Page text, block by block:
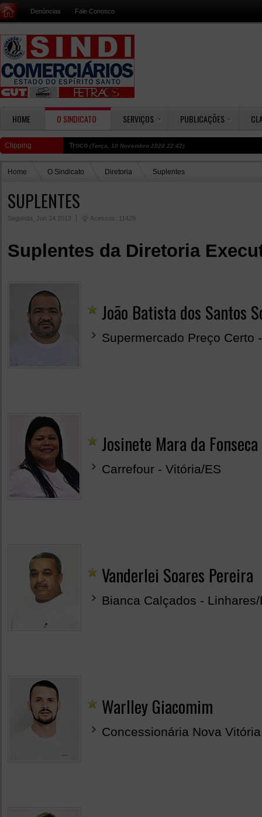
Denúncias Fale Conosco
HOME O SINDICATO SERVIÇOS PUBLICAÇÕES
Clipping Troco (Terça, 10 Novembro 2020 22:42)
Home O Sindicato Diretoria Suplentes
SUPLENTES
Segunda, Jun 24 2013 Acessos: 11429
Suplentes da Diretoria
João Batista dos Santos
Supermercado Preço Certo
Josinete Mara da Fonseca
Carrefour - Vitória/ES
Vanderlei Soares Pereira
Bianca Calçados - Linhares/
Warlley Giacomim
Concessionária Nova